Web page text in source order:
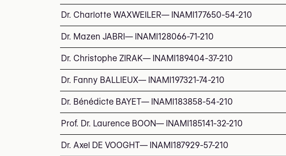
Dr. Charlotte WAXWEILER— INAMI 177650-54-210
Dr. Mazen JABRI — INAMI 128066-71-210
Dr. Christophe ZIRAK— INAMI 189404-37-210
Dr. Fanny BALLIEUX— INAMI 197321-74-210
Dr. Bénédicte BAYET— INAMI 183858-54-210
Prof. Dr. Laurence BOON— INAMI 185141-32-210
Dr. Axel DE VOOGHT— INAMI 187929-57-210